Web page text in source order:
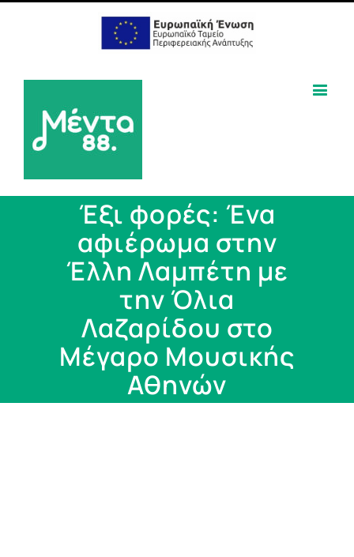
Έξι φορές: Ένα
αφιέρωμα στην
Έλλη Λαμπέτη με
την Όλια
Λαζαρίδου στο
Μέγαρο Μουσικής
Αθηνών